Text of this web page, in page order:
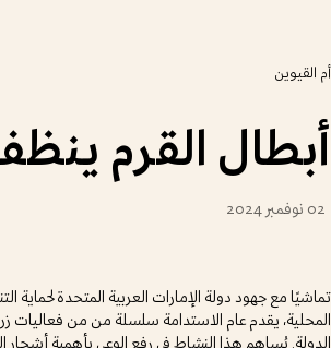
أم القيوين
أبطال القرم
02 نوفمبر 2024
تماشيًا مع جهود دولة الإمارات العربية المتحدة لحماية
المحلية، يقدم عام الاستدامة سلسلة من من فعاليات
الدولة. يُساهم هذا النشاط في رفع الوعي بأهمية أشجار